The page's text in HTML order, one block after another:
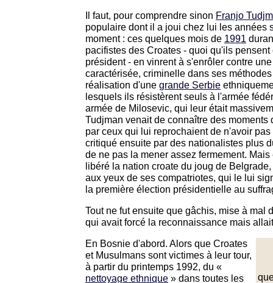
Il faut, pour comprendre sinon Franjo
populaire dont il a joui chez lui les années
moment : ces quelques mois de 1991
pacifistes des Croates - quoi qu'ils
président - en vinrent à s'enrôler contre
caractérisée, criminelle dans ses
réalisation d'une grande Serbie
lesquels ils résistèrent seuls à l'armée
armée de Milosevic, qui leur était
Tudjman venait de connaître des moments
par ceux qui lui reprochaient de n'avoir
critiqué ensuite par des nationalistes plus
de ne pas la mener assez fermement.
libéré la nation croate du joug de
aux yeux de ses compatriotes, qui le lui
la première élection présidentielle au
Tout ne fut ensuite que gâchis, mise à mal
qui avait forcé la reconnaissance mais
En Bosnie d'abord. Alors que Croates
et Musulmans sont victimes à leur tour,
à partir du printemps 1992, du «
nettoyage ethnique » dans toutes les